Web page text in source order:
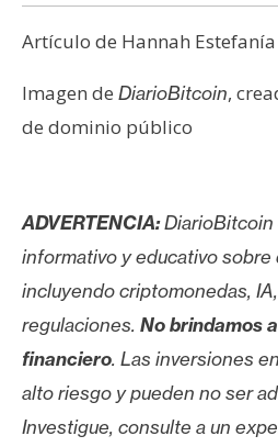
Artículo de Hannah Estefanía
Imagen de DiarioBitcoin,
de dominio público
ADVERTENCIA:DiarioBitcoin
informativo y educativo sobre
incluyendo criptomonedas,
regulaciones. No brindamos
financiero. Las inversiones
alto riesgo y pueden no ser
Investigue, consulte a un